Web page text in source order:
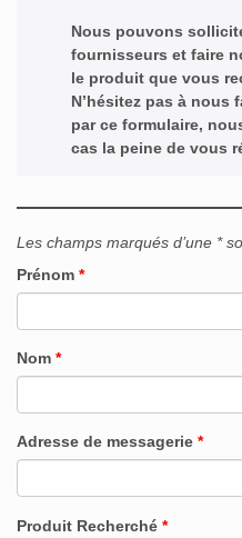
Nous pouvons
fournisseurs et faire
le produit que vous
N’hésitez pas à nous
par ce formulaire,
cas la peine de vous
Les champs marqués d’une *
Prénom *
Nom *
Adresse de messagerie *
Produit Recherché *